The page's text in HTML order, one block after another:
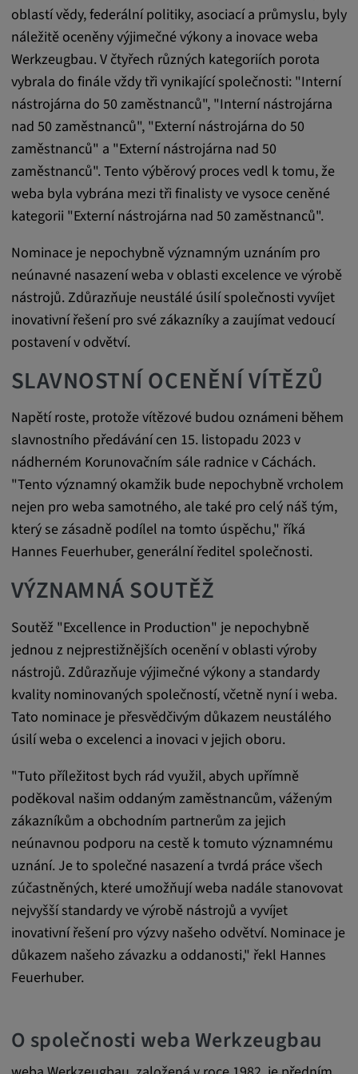
oblastí vědy, federální politiky, asociací a průmyslu, byly
náležitě oceněny výjimečné výkony a inovace weba
Werkzeugbau. V čtyřech různých kategoriích porota
vybrala do finále vždy tři vynikající společnosti: "Interní
nástrojárna do 50 zaměstnanců", "Interní nástrojárna
nad 50 zaměstnanců", "Externí nástrojárna do 50
zaměstnanců" a "Externí nástrojárna nad 50
zaměstnanců". Tento výběrový proces vedl k tomu, že
weba byla vybrána mezi tři finalisty ve vysoce ceněné
kategorii "Externí nástrojárna nad 50 zaměstnanců".
Nominace je nepochybně významným uznáním pro
neúnavné nasazení weba v oblasti excelence ve výrobě
nástrojů. Zdůrazňuje neustálé úsilí společnosti vyvíjet
inovativní řešení pro své zákazníky a zaujímat vedoucí
postavení v odvětví.
SLAVNOSTNÍ OCENĚNÍ VÍTĚZŮ
Napětí roste, protože vítězové budou oznámeni během
slavnostního předávání cen 15. listopadu 2023 v
nádherném Korunovačním sále radnice v Cáchách.
"Tento významný okamžik bude nepochybně vrcholem
nejen pro weba samotného, ale také pro celý náš tým,
který se zásadně podílel na tomto úspěchu," říká
Hannes Feuerhuber, generální ředitel společnosti.
VÝZNAMNÁ SOUTĚŽ
Soutěž "Excellence in Production" je nepochybně
jednou z nejprestižnějších ocenění v oblasti výroby
nástrojů. Zdůrazňuje výjimečné výkony a standardy
kvality nominovaných společností, včetně nyní i weba.
Tato nominace je přesvědčivým důkazem neustálého
úsilí weba o excelenci a inovaci v jejich oboru.
"Tuto příležitost bych rád využil, abych upřímně
poděkoval našim oddaným zaměstnancům, váženým
zákazníkům a obchodním partnerům za jejich
neúnavnou podporu na cestě k tomuto významnému
uznání. Je to společné nasazení a tvrdá práce všech
zúčastněných, které umožňují weba nadále stanovovat
nejvyšší standardy ve výrobě nástrojů a vyvíjet
inovativní řešení pro výzvy našeho odvětví. Nominace je
důkazem našeho závazku a oddanosti," řekl Hannes
Feuerhuber.
O společnosti weba Werkzeugbau
Trvání cookies:
1 rok
Externí média
Nutné pro zobrazení obsahu z externích
mediálních platforem.
Google Maps
DV, SOCS, NID, AEC, CONSENT, OGPC
Poskytovatel:
google.com
Účel:
preferencí uživatele a dalších informací
Trvání cookies:
3 dny
Youtube
Název:
VISITOR_INFO1_LIVE, YSC, CONSENT,
yt.innertube::nextId, yt.innertube::requests,
yt-remote-cast-installed, yt-remote-
connected-devices, yt-remote-device-id, yt-
app, yt-remote-session-name, IDE,
LOGIN_INFO, PREF, LOGIN_INFO, PREF,
SEARCH_SAMESITE, OGPC, OTZ, NID,
1P_JAR, DSID, APISID, HSID, SSID, SID,
SAPISID, SIDCC, yt-player-headers-
readable,
ytidb::LAST_RESULT_ENTRY_KEY, yt-
bandwidth
Poskytovatel:
youtube.com, google.com, doubleclick.net
Účel:
VISITOR_INFO1_LIVE slouží k rozpoznání
a řešení problémů se službou. YSC používá
služba YouTube k ukládání uživatelských
vstupů a jejich přiřazování k akcím uživatele.
Trvání cookies:
Vimeo